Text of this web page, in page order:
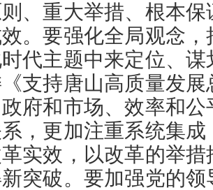
、重大举措、根本
。要强化全局观念
代主题中来定位、
支持唐山高质量发
府和市场、效率和
，更加注重系统集
实效，以改革的举
突破。要加强党的